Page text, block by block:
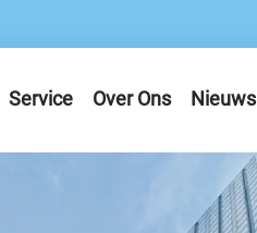
Service Over Ons Nieuws